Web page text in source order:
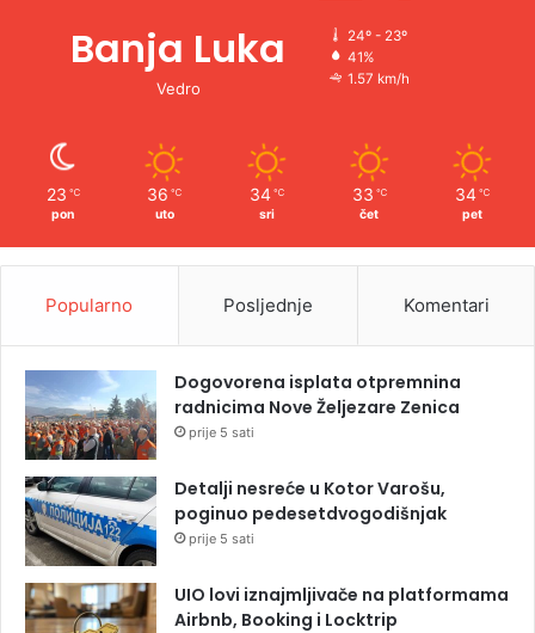
Banja Luka
Vedro
24º - 23º
41%
1.57 km/h
23 ℃
pon
36 ℃
uto
34 ℃
sri
33 ℃
čet
34 ℃
pet
Popularno Posljednje Komentari
Dogovorena isplata otpremnina
radnicima Nove Željezare Zenica
prije 5 sati
Detalji nesreće u Kotor Varošu,
poginuo pedesetdvogodišnjak
prije 5 sati
UIO lovi iznajmljivače na platformama
Airbnb, Booking i Locktrip